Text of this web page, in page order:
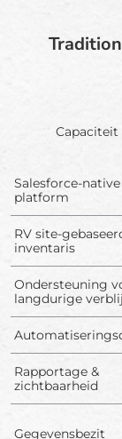
Capaciteit
Salesforce-native
platform
RV site-
inventaris
Ondersteuning
langdurige
Rapportage &
zichtbaarheid
Gegevensbezit